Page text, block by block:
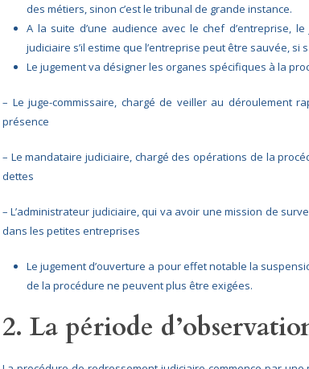
des métiers, sinon c’est le tribunal de grande instance.
A la suite d’une audience avec le chef d’entreprise,
judiciaire s’il estime que l’entreprise peut être sauvée, si
Le jugement va désigner les organes spécifiques à la
– Le juge-commissaire, chargé de veiller au déroulement
présence
– Le mandataire judiciaire, chargé des opérations de la
dettes
–L’administrateur judiciaire, qui va avoir une mission de
dans les petites entreprises
Le jugement d’ouverture a pour effet notable la
de la procédure ne peuvent plus être exigées.
2. La période